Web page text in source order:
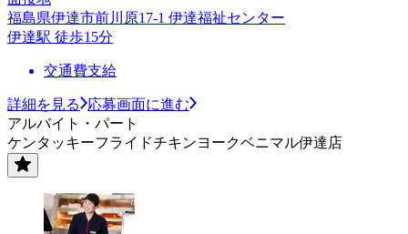
福島県伊達市前川原17-1 伊達福祉センター
伊達駅 徒歩15分
交通費支給
詳細を見る
応募画面に進む
アルバイト・パート
ケンタッキーフライドチキンヨークベニマル伊達店